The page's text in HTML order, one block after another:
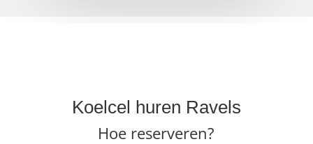
Koelcel huren Ravels
Hoe reserveren?